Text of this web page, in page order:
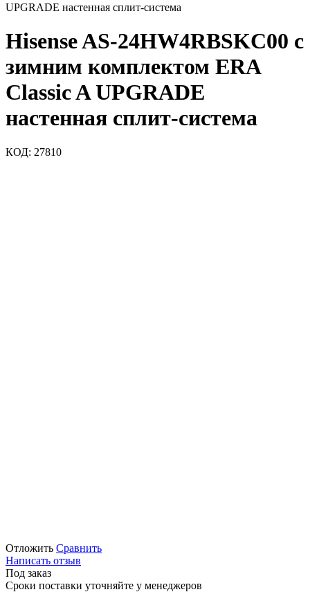
UPGRADE настенная сплит-система
Hisense AS-24HW4RBSKC00 c
зимним комплектом ERA
Classic A UPGRADE
настенная сплит-система
КОД: 27810
Отложить Сравнить
Написать отзыв
Под заказ
Сроки поставки уточняйте у менеджеров